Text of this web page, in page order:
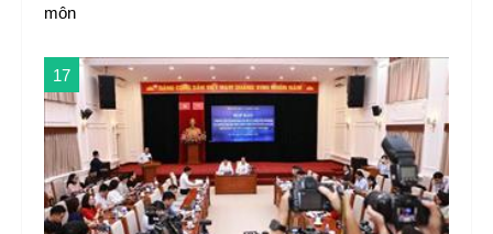
môn
17